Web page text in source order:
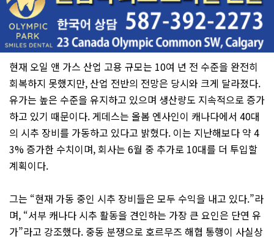
현재 오일 앤 가스 산업 고용 규모는 10여 년 전 수준을 완전히
회복하지 못했지만, 산업 전반의 전망은 당시와 크게 달라졌다.
유가는 높은 수준을 유지하고 있으며 생산량도 지속적으로 증가
하고 있기 때문이다. 게데스는 올봄 엔사인이 캐나다에서 40대
의 시추 장비를 가동하고 있다고 밝혔다. 이는 지난해보다 약 4
3% 증가한 수치이며, 회사는 6월 중 추가로 10대를 더 투입할
계획이다.
그는 “현재 가동 중인 시추 장비들은 모두 수익을 내고 있다.”라
며, “서부 캐나다 시추 활동을 견인하는 가장 큰 요인은 단연 유
가”라고 강조했다. 중동 분쟁으로 호르무즈 해협 통행이 사실상